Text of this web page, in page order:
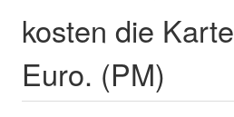
kosten die
Euro. (PM)